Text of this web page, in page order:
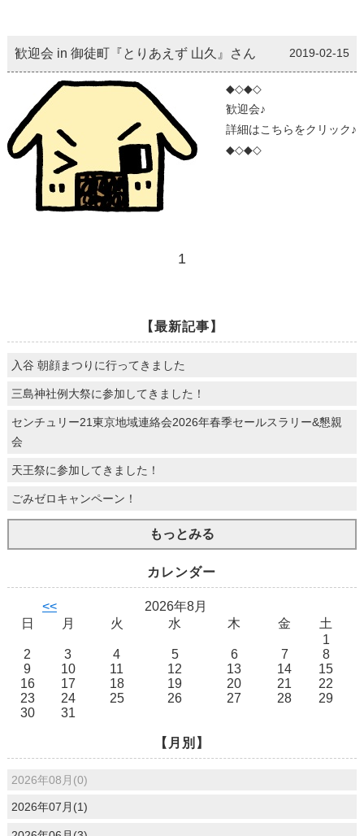
歓迎会 in 御徒町『とりあえず 山久』さん 2019-02-15
◆◇◆◇
歓迎会♪
詳細はこちらをクリック♪
◆◇◆◇
1
【最新記事】
入谷 朝顔まつりに行ってきました
三島神社例大祭に参加してきました！
センチュリー21東京地域連絡会2026年春季セールスラリー&懇親
会
天王祭に参加してきました！
ごみゼロキャンペーン！
もっとみる
カレンダー
<<
2026年8月
日
月 火 水 木 金
土
1
2
3 4 5 6 7
8
9
10 11 12 13 14
15
16
17 18 19 20 21
22
23
24 25 26 27 28
29
30
31
【月別】
2026年08月(0)
2026年07月(1)